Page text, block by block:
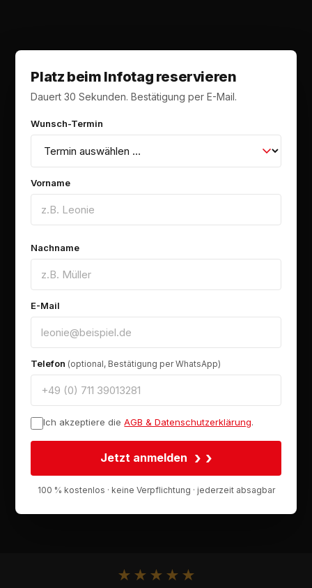
Platz beim Infotag reservieren
Dauert 30 Sekunden. Bestätigung per E-Mail.
Wunsch-Termin
Vorname
Nachname
E-Mail
Telefon (optional, Bestätigung per WhatsApp)
Ich akzeptiere die AGB & Datenschutzerklärung.
Jetzt anmelden ›
100 % kostenlos · keine Verpflichtung · jederzeit absagbar
★ ★ ★ ★ ★